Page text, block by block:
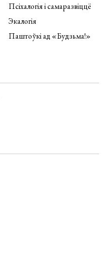
Псіхалогія і самаразвіццё
Экалогія
Паштоўкі ад «Будзьма!»